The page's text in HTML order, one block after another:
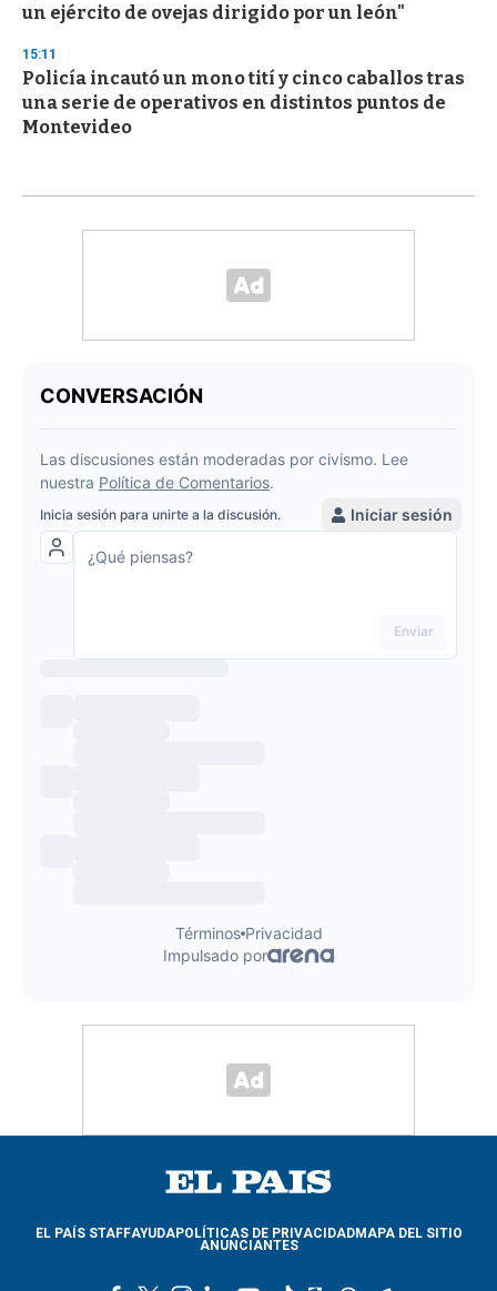
un ejército de ovejas dirigido por un león"
15:11
Policía incautó un mono tití y cinco caballos tras
una serie de operativos en distintos puntos de
Montevideo
EL PAÍS STAFFAYUDAPOLÍTICAS DE PRIVACIDADMAPA DEL SITIO
ANUNCIANTES